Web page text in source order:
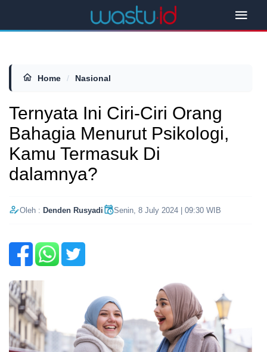
Home / Nasional
Ternyata Ini Ciri-Ciri Orang
Bahagia Menurut Psikologi,
Kamu Termasuk Di
dalamnya?
Oleh : Denden Rusyadi Senin, 8 July 2024 | 09:30 WIB